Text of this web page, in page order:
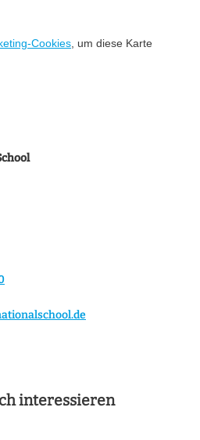
Cookies, um diese Karte
interessieren